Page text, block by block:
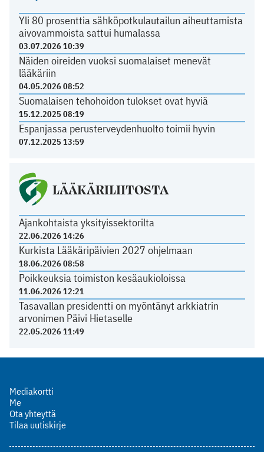
Yli 80 prosenttia sähköpotkulautailun aiheuttamista
aivovammoista sattui humalassa
03.07.2026 10:39
Näiden oireiden vuoksi suomalaiset menevät
lääkäriin
04.05.2026 08:52
Suomalaisen tehohoidon tulokset ovat hyviä
15.12.2025 08:19
Espanjassa perusterveydenhuolto toimii hyvin
07.12.2025 13:59
LÄÄKÄRILIITOSTA
Ajankohtaista yksityissektorilta
22.06.2026 14:26
Kurkista Lääkäripäivien 2027 ohjelmaan
18.06.2026 08:58
Poikkeuksia toimiston kesäaukioloissa
11.06.2026 12:21
Tasavallan presidentti on myöntänyt arkkiatrin
arvonimen Päivi Hietaselle
22.05.2026 11:49
Mediakortti
Me
Ota yhteyttä
Tilaa uutiskirje